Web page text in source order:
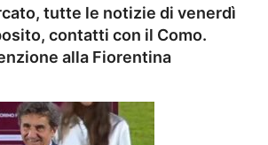
tutte le notizie di venerdì
contatti con il Como.
alla Fiorentina